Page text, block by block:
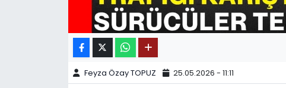
Feyza Özay TOPUZ 25.05.2026 - 11:11